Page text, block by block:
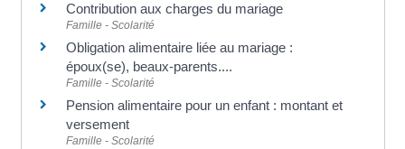
Contribution aux charges du mariage
Famille - Scolarité
Obligation alimentaire liée au mariage :
époux(se), beaux-parents....
Famille - Scolarité
Pension alimentaire pour un enfant : montant et
versement
Famille - Scolarité